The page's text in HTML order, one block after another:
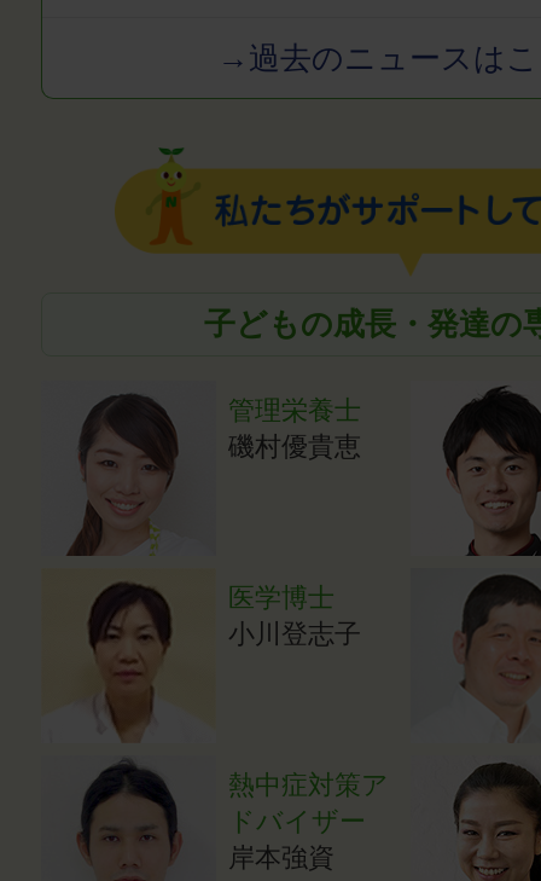
→過去のニュースは
子どもの成長・発達の
管理栄養士
磯村優貴恵
医学博士
小川登志子
熱中症対策ア
ドバイザー
岸本強資